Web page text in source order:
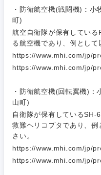
・防衛航空機(戦闘機)：小
町)
航空自衛隊が保有してい
る航空機であり、例として
https://www.mhi.com/jp/
https://www.mhi.com/jp/
・防衛航空機(回転翼機)：
山町)
自衛隊が保有しているSH-
救難ヘリコプタであり、
さい。
https://www.mhi.com/jp/
https://www.mhi.com/jp/
ム
技術職
（モノづ
くり）
職
メディカ
不動産専
不動産専門職
建設・施工管理
事務職広告・宣伝・印刷
エンターテイメン
関東地方
群馬県